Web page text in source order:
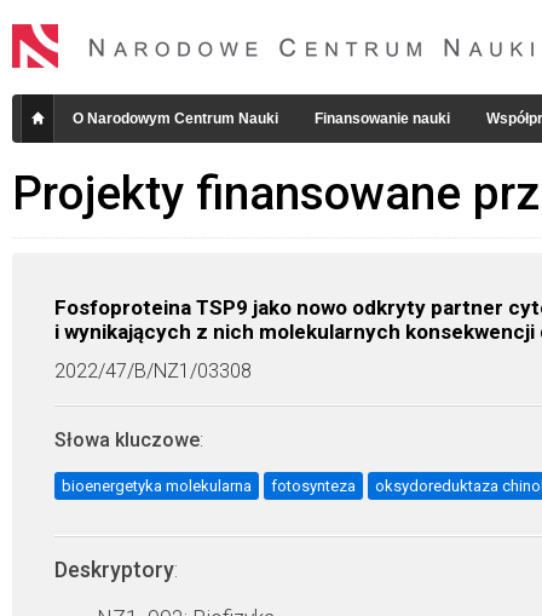
O Narodowym Centrum Nauki Finansowanie nauki
Projekty finansowane
Fosfoproteina TSP9 jako nowo odkryty partner
i wynikających z nich molekularnych
2022/47/B/NZ1/03308
Słowa kluczowe:
bioenergetyka molekularna fotosynteza oksydoreduktaza
Deskryptory: